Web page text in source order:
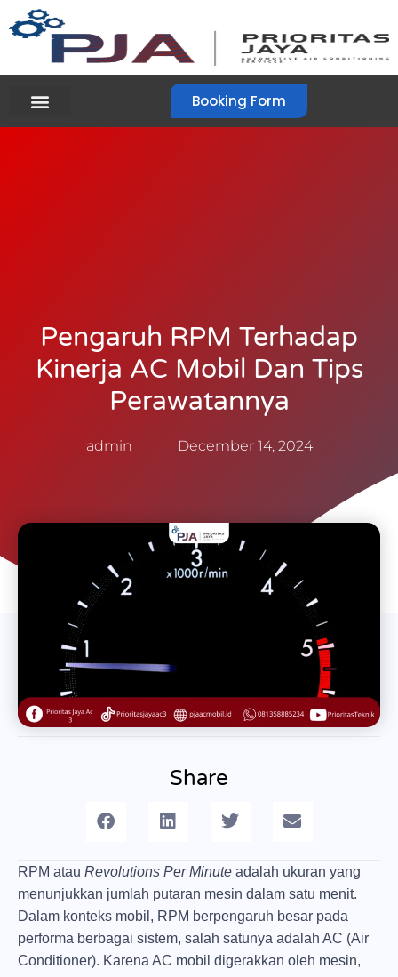
Booking Form
Pengaruh RPM Terhadap
Kinerja AC Mobil Dan Tips
Perawatannya
admin December 14, 2024
Share
RPM atau Revolutions Per Minute adalah ukuran yang
menunjukkan jumlah putaran mesin dalam satu menit.
Dalam konteks mobil, RPM berpengaruh besar pada
performa berbagai sistem, salah satunya adalah AC (Air
Conditioner). Karena AC mobil digerakkan oleh mesin,